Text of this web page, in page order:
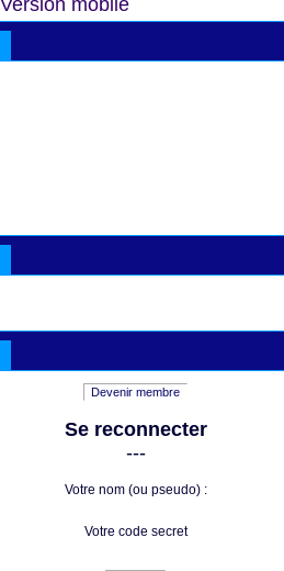
Version mobile
Devenir membre
Se reconnecter
---
Votre nom (ou pseudo) :
Votre code secret